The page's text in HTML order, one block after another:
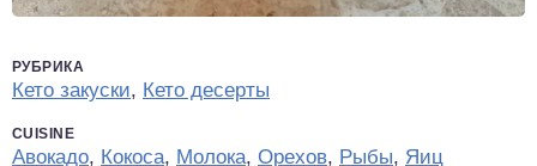
РУБРИКА
Кето закуски, Кето десерты
CUISINE
Авокадо, Кокоса, Молока, Орехов, Рыбы, Яиц